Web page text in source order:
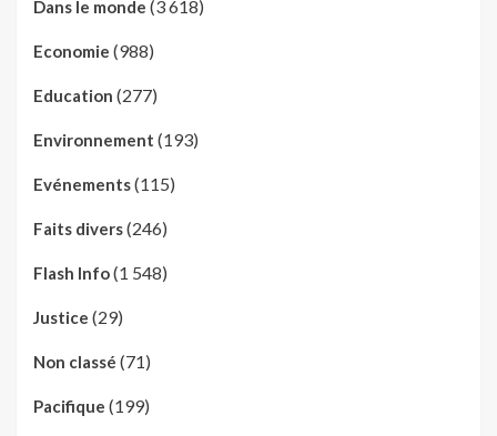
Dans le monde (3 618)
Economie (988)
Education (277)
Environnement (193)
Evénements(115)
Faits divers(246)
Flash Info(1 548)
Justice (29)
Non classé (71)
Pacifique (199)